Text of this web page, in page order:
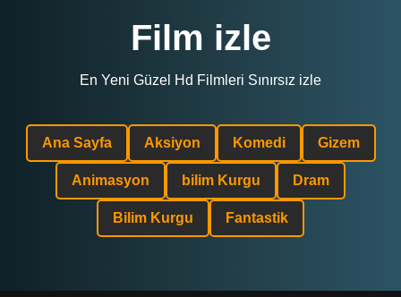
Film izle
En Yeni Güzel Hd Filmleri Sınırsız izle
Ana Sayfa Aksiyon Komedi Gizem
Animasyon bilim Kurgu Dram
Bilim Kurgu Fantastik